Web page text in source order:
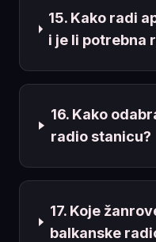
15. Kako radi
i je li potrebna
16. Kako
radio stanicu?
17. Koje
balkanske